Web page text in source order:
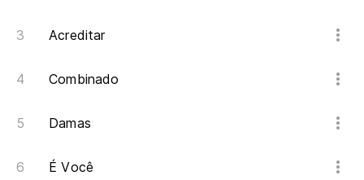
Acreditar
Combinado
Damas
É Você